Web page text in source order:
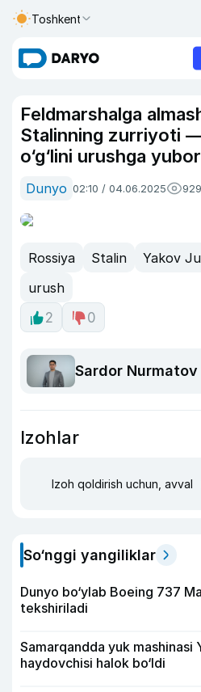
Toshkent
Feldmarshalga
Stalinning zurriyoti
o‘g‘lini urushga
Dunyo 02:10 / 04.06.2025
Rossiya Stalin Yakov
urush
2
0
Sardor Nurmatov
Izohlar
Izoh qoldirish uchun, avval
So‘nggi yangiliklar
Dunyo bo‘ylab Boeing 737
tekshiriladi
Samarqandda yuk mashinasi
haydovchisi halok bo‘ldi